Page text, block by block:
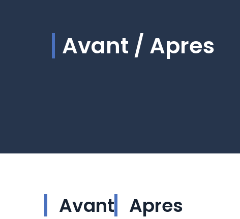
Avant / Apres
Avant Apres